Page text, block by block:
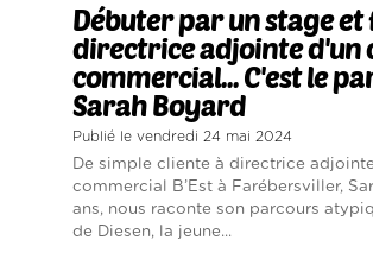
Débuter par un stage
directrice adjointe d'un
commercial... C'est le
Sarah Boyard
Publié le vendredi 24 mai 2024
De simple cliente à directrice
commercial B’Est à Farébersviller,
ans, nous raconte son parcours
de Diesen, la jeune...